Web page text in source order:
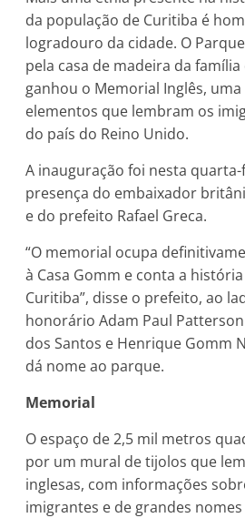
da população de Curitiba é
logradouro da cidade. O
pela casa de madeira da
ganhou o Memorial Inglês,
elementos que lembram os
do país do Reino Unido.
A inauguração foi nesta
presença do embaixador
e do prefeito Rafael Greca.
“O memorial ocupa
à Casa Gomm e conta a
Curitiba”, disse o prefeito, ao
honorário Adam Paul
dos Santos e Henrique Gomm
dá nome ao parque.
Memorial
O espaço de 2,5 mil metros
por um mural de tijolos que
inglesas, com informações
imigrantes e de grandes